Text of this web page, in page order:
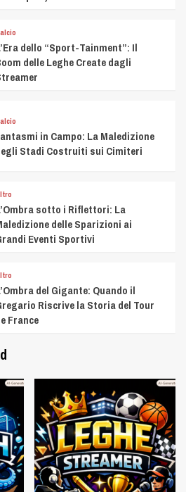
dello “Sport-Tainment”: Il
delle Leghe Create dagli
in Campo: La Maledizione
Stadi Costruiti sui Cimiteri
sotto i Riflettori: La
delle Sparizioni ai
Eventi Sportivi
del Gigante: Quando il
Riscrive la Storia del Tour
France